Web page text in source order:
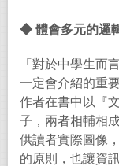
◆ 體會多元的邏
「對於中學生而
一定會介紹的重
作者在書中以『
子，兩者相輔相
供讀者實際圖像
的原則，也讓資